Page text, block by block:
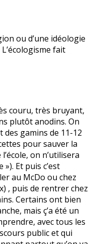
ou d’une idéologie
fait
couru, très bruyant,
plutôt anodins. On
gamins de 11-12
pour sauver la
on n’utilisera
Et puis c’est
au McDo ou chez
, puis de rentrer chez
Certains ont bien
mais ç’a été un
avec tous les
public et qui